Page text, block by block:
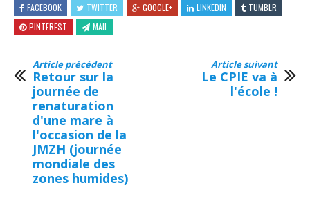
FACEBOOK TWITTER GOOGLE+ LINKEDIN
TUMBLR
PINTEREST
MAIL
Article précédent
Retour sur la
journée de
renaturation
d'une mare à
l'occasion de la
JMZH (journée
mondiale des
zones humides)
Article suivant
Le CPIE va à
l'école !